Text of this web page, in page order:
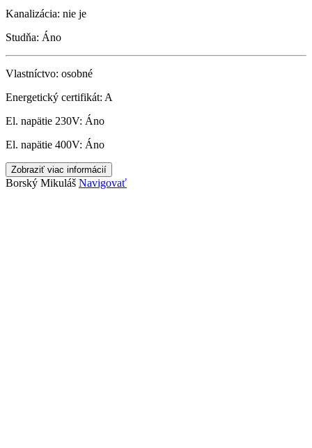
Kanalizácia: nie je
Studňa: Áno
Vlastníctvo: osobné
Energetický certifikát: A
El. napätie 230V: Áno
El. napätie 400V: Áno
Zobraziť viac informácií
Borský Mikuláš Navigovať